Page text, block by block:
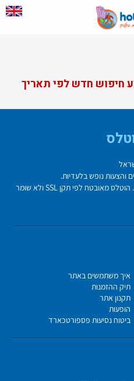
חיפוש חדש לפי תאריך
והצעות נופש בלעדיות.
הזמנה באתר ללא חיוב, התשלום במלון. הוטלס מאובטח לפי תקן SSL ולא שומר
איך משתמשים באתר
תיק ההזמנות
תקנון אתר
הופעות
ביטוח נסיעות פספורטכארד